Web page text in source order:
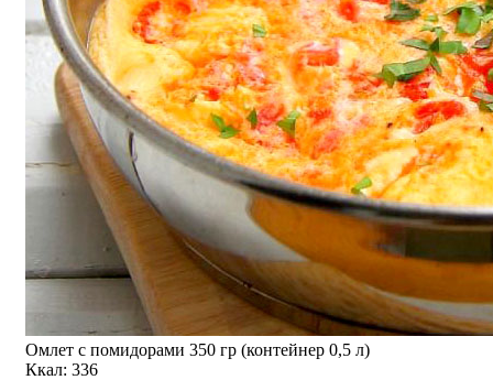
Омлет с помидорами 350 гр (контейнер 0,5 л)
Ккал: 336